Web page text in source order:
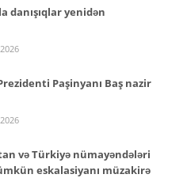
danışıqlar yenidən
Paşinyanı Baş nazir
və Türkiyə nümayəndələri
eskalasiyanı müzakirə